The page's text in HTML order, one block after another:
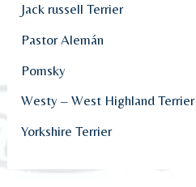
Jack russell Terrier
Pastor Alemán
Pomsky
Westy – West Highland Terrier
Yorkshire Terrier